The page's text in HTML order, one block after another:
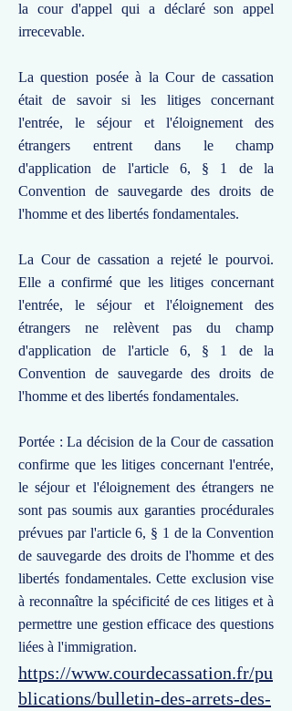
la cour d'appel qui a déclaré son appel
irrecevable.
La question posée à la Cour de cassation
était de savoir si les litiges concernant
l'entrée, le séjour et l'éloignement des
étrangers entrent dans le champ
d'application de l'article 6, § 1 de la
Convention de sauvegarde des droits de
l'homme et des libertés fondamentales.
La Cour de cassation a rejeté le pourvoi.
Elle a confirmé que les litiges concernant
l'entrée, le séjour et l'éloignement des
étrangers ne relèvent pas du champ
d'application de l'article 6, § 1 de la
Convention de sauvegarde des droits de
l'homme et des libertés fondamentales.
Portée : La décision de la Cour de cassation
confirme que les litiges concernant l'entrée,
le séjour et l'éloignement des étrangers ne
sont pas soumis aux garanties procédurales
prévues par l'article 6, § 1 de la Convention
de sauvegarde des droits de l'homme et des
libertés fondamentales. Cette exclusion vise
à reconnaître la spécificité de ces litiges et à
permettre une gestion efficace des questions
liées à l'immigration.
https://www.courdecassation.fr/pu
blications/bulletin-des-arrets-des-